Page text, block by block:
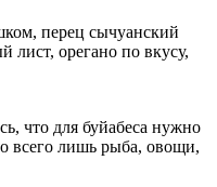
перец сычуанский
лист, орегано по вкусу,
что для буйабеса нужно
всего лишь рыба, овощи,